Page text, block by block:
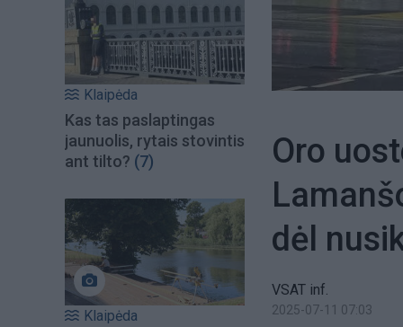
Klaipėda
Kas tas paslaptingas
jaunuolis, rytais stovintis
ant tilto? (7)
Klaipėda
Oro
dėl
VSAT inf.
2025-07-11 07:03